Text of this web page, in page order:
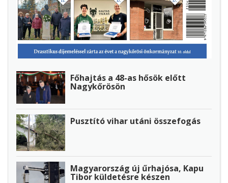
Főhajtás a 48-as hősök előtt
Nagykőrösön
Pusztító vihar utáni összefogás
Magyarország új űrhajósa, Kapu
Tibor küldetésre készen